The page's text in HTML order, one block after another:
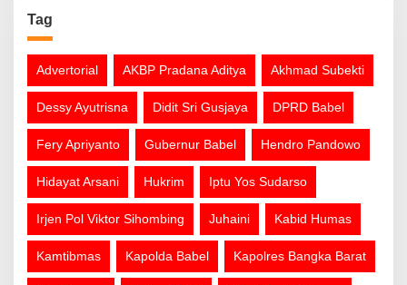
Tag
Advertorial AKBP Pradana Aditya Akhmad Subekti
Dessy Ayutrisna Didit Sri Gusjaya DPRD Babel
Fery Apriyanto Gubernur Babel Hendro Pandowo
Hidayat Arsani Hukrim Iptu Yos Sudarso
Irjen Pol Viktor Sihombing Juhaini Kabid Humas
Kamtibmas Kapolda Babel Kapolres Bangka Barat